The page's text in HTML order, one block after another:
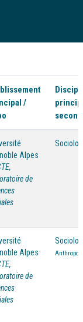
/
Alpes
de
Alpes
de